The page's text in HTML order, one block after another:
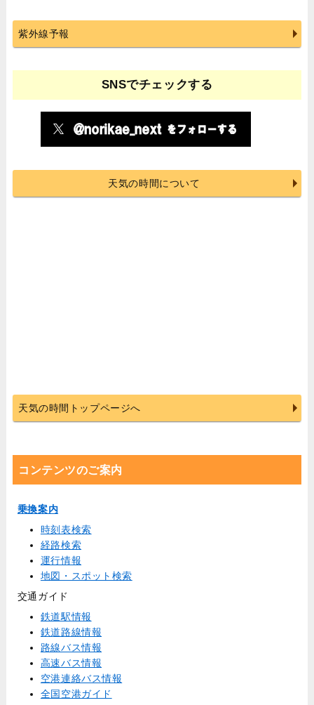
紫外線予報
SNSでチェックする
天気の時間について
天気の時間トップページへ
コンテンツのご案内
乗換案内
時刻表検索
経路検索
運行情報
地図・スポット検索
交通ガイド
鉄道駅情報
鉄道路線情報
路線バス情報
高速バス情報
空港連絡バス情報
全国空港ガイド